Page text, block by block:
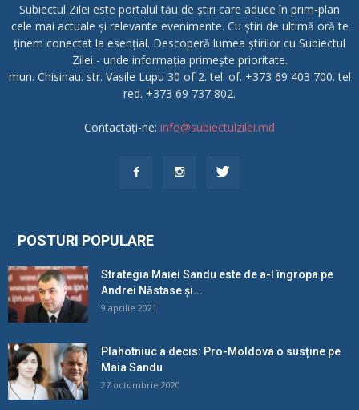
Subiectul Zilei este portalul tău de știri care aduce în prim-plan
cele mai actuale și relevante evenimente. Cu știri de ultimă oră te
ținem conectat la esențial. Descoperă lumea știrilor cu Subiectul
Zilei - unde informația primește prioritate.
mun. Chisinau. str. Vasile Lupu 30 of 2. tel. of. +373 69 403 700. tel
red. +373 69 737 802.
Contactați-ne: info@subiectulzilei.md
POSTURI POPULARE
Strategia Maiei Sandu este de a-l îngropa pe
Andrei Năstase și...
9 aprilie 2021
Plahotniuc a decis: Pro-Moldova o susține pe
Maia Sandu
27 octombrie 2020